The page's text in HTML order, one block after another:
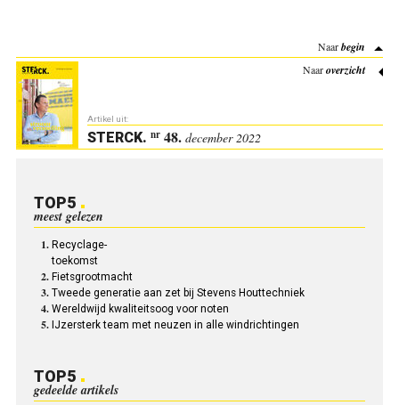
Naarbegin
Naaroverzicht
Artikel uit:
STERCK. nr48. december 2022
TOP5
meest gelezen
Recyclage-
toekomst
Fietsgrootmacht
Tweede generatie aan zet bij Stevens Houttechniek
Wereldwijd kwaliteitsoog voor noten
IJzersterk team met neuzen in alle windrichtingen
TOP5
gedeelde artikels